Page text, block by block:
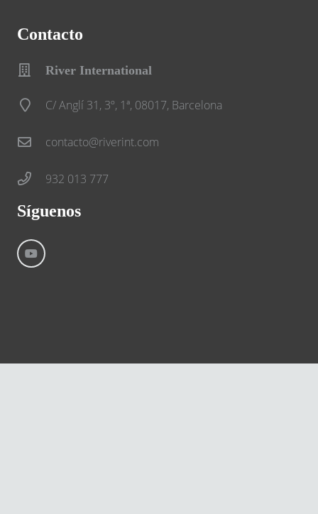
Contacto
River International
C/ Anglí 31, 3º, 1ª, 08017, Barcelona
contacto@riverint.com
932 013 777
Síguenos